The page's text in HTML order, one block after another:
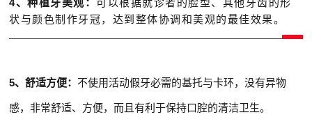
4、种植牙美观：可以根据就诊者的脸型、其他牙齿的形
状与颜色制作牙冠，达到整体协调和美观的最佳效果。
5、舒适方便：不使用活动假牙必需的基托与卡环，没有异物
感，非常舒适、方便，而且有利于保持口腔的清洁卫生。